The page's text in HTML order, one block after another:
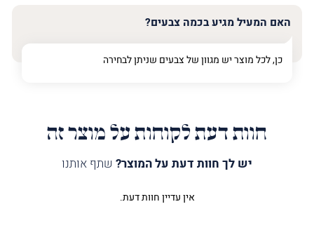
האם המעיל מגיע בכמה צבעים?
כן, לכל מוצר יש מגוון של צבעים שניתן לבחירה
חוות דעת לקוחות על מוצר זה
יש לך חוות דעת על המוצר? שתף אותנו
אין עדיין חוות דעת.